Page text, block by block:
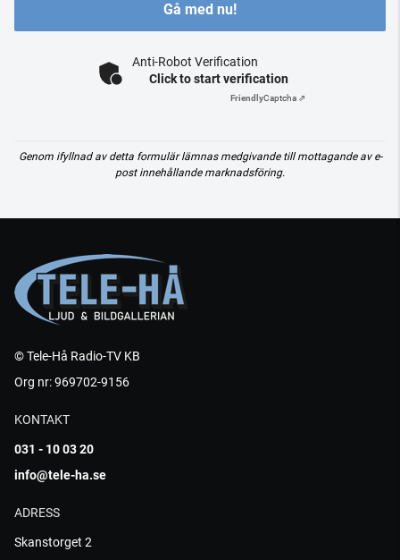
Gå med nu!
Anti-Robot Verification
Click to start verification
FriendlyCaptcha ⇗
Genom ifyllnad av detta formulär lämnas medgivande till mottagande av e-
post innehållande marknadsföring.
© Tele-Hå Radio-TV KB
Org nr: 969702-9156
KONTAKT
031 - 10 03 20
info@tele-ha.se
ADRESS
Skanstorget 2